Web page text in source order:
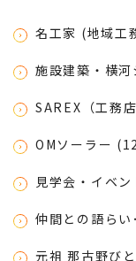
名工家 (地域工
施設建築・横
SAREX（工務
OMソーラー
見学会・イベ
仲間との語ら
元祖 那古野び